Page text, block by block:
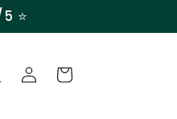
⭐️
Panier